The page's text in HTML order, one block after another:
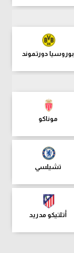
بوروسيا دورتموند
موناكو
تشيلسي
أتلتيكو مدريد